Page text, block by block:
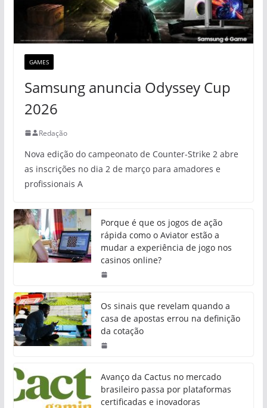
GAMES
Samsung anuncia Odyssey Cup
2026
Redação
Nova edição do campeonato de Counter-Strike 2 abre
as inscrições no dia 2 de março para amadores e
profissionais A
Porque é que os jogos de ação
rápida como o Aviator estão a
mudar a experiência de jogo nos
casinos online?
Os sinais que revelam quando a
casa de apostas errou na definição
da cotação
Avanço da Cactus no mercado
brasileiro passa por plataformas
certificadas e inovadoras